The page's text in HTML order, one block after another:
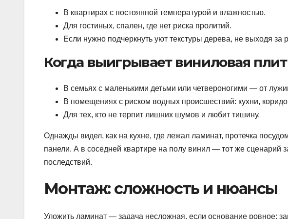
В квартирах с постоянной температурой и влажностью.
Для гостиных, спален, где нет риска пролитий.
Если нужно подчеркнуть уют текстуры дерева, не выходя за
Когда выигрывает виниловая
В семьях с маленькими детьми или четвероногими — от
В помещениях с риском водных происшествий: кухни,
Для тех, кто не терпит лишних шумов и любит тишину.
Однажды видел, как на кухне, где лежал ламинат, протечка
панели. А в соседней квартире на полу винил — тот же сценарий
последствий.
Монтаж: сложность и нюансы
Уложить ламинат — задача несложная, если основание ровное: